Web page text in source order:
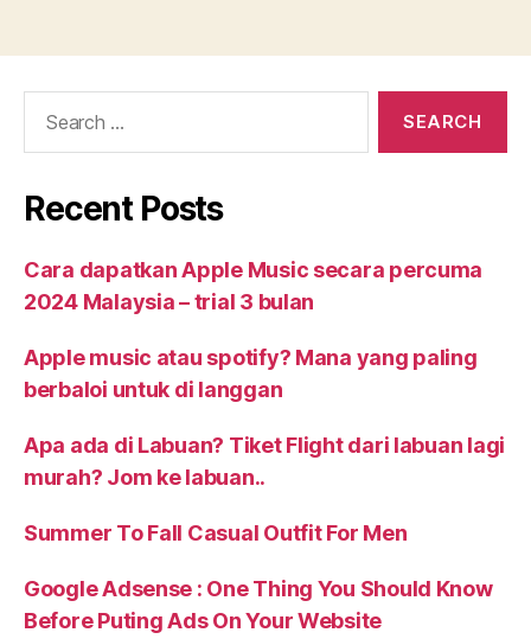
Recent Posts
Cara dapatkan Apple Music secara percuma
2024 Malaysia – trial 3 bulan
Apple music atau spotify? Mana yang paling
berbaloi untuk di langgan
Apa ada di Labuan? Tiket Flight dari labuan lagi
murah? Jom ke labuan..
Summer To Fall Casual Outfit For Men
Google Adsense : One Thing You Should Know
Before Puting Ads On Your Website